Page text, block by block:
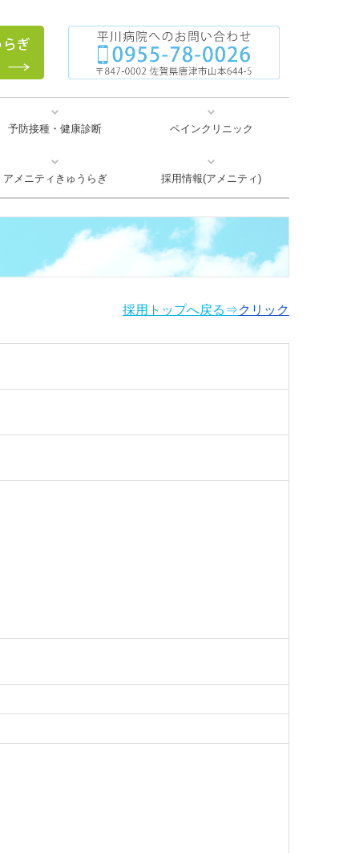
予防接種・健康診断 ペインクリニック
医師紹介
どんなお悩みですか？
当院で行う治療
アメニティきゅうらぎ
介護老人保健施設
所リハビリテーション
短期入所療養介護
訪問リハビリ
居宅介護支援事業所
メニティだより(広報誌)
染対策内容掲載ページ
地域貢献活動
採用情報(アメニティ)
採用トップへ戻る⇒クリック